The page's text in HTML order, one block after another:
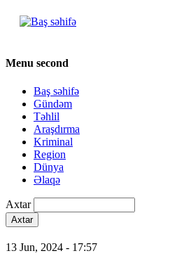
Menu second
Baş səhifə
Gündəm
Təhlil
Araşdırma
Kriminal
Region
Dünya
Əlaqə
Axtar
13 Jun, 2024 - 17:57